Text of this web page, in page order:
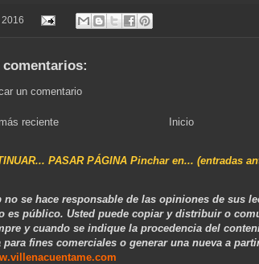
2016
comentarios:
un comentario
reciente Inicio
PASAR PÁGINA Pinchar en... (entradas
no se hace responsable de las opiniones de sus
es público. Usted puede copiar y distribuir o
y cuando se indique la procedencia del
para fines comerciales o generar una nueva a